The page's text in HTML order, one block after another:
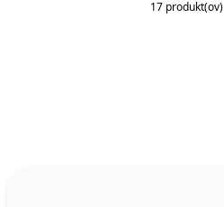
17 produkt(ov)